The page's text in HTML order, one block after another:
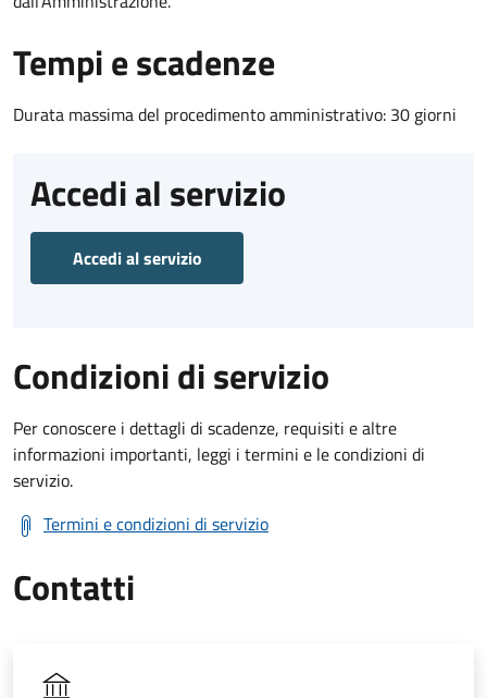
Tempi e scadenze
Durata massima del procedimento amministrativo: 30 giorni
Accedi al servizio
Accedi al servizio
Condizioni di servizio
Per conoscere i dettagli di scadenze, requisiti e altre
informazioni importanti, leggi i termini e le condizioni di
servizio.
Termini e condizioni di servizio
Contatti